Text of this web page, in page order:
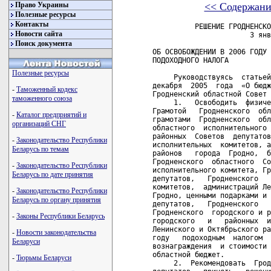
Право Украины
Полезные ресурсы
Контакты
Новости сайта
Поиск документа
Полезные ресурсы
- Таможенный кодекс
таможенного союза
- Каталог предприятий и
организаций СНГ
- Законодательство Республики
Беларусь по темам
- Законодательство Республики
Беларусь по дате принятия
- Законодательство Республики
Беларусь по органу принятия
- Законы Республики Беларусь
- Новости законодательства
Беларуси
- Тюрьмы Беларуси
<<
РЕШЕНИЕ
3
ОБ ОСВОБОЖДЕНИИ В 2006 ГОДУ
ПОДОХОДНОГО НАЛОГА
Руководствуясь
декабря  2005  года  «О
Гродненский областной
1.   Освободить
Грамотой   Гродненского
грамотами  Гродненского
областного
районных  Советов
исполнительных  комитетов,
районов   города  Гродно,
Гродненского  областного
исполнительного комитета,
депутатов,   Гродненского
комитетов,  администраций
Гродно, ценными подарками и
депутатов,   Гродненского
Гродненского  городского и
городского   и   районных
Ленинского и Октябрьского
году   подоходным  налогом
вознаграждения  и
областной бюджет.
2.  Рекомендовать